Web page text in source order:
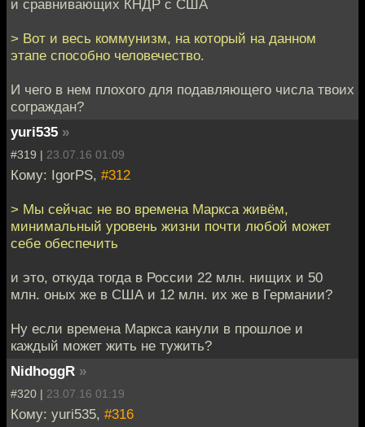
и сравнивающих КНДР c США
> Вот и весь коммунизм, на который на данном
этапе способно человечество.
И чего в нем плохого для подавляющего числа твоих
сограждан?
yuri535 »
#319 | 23.07.16 01:09
Кому: IgorPS, #312
> Мы сейчас не во времена Маркса живём,
минимальный уровень жизни почти любой может
себе обеспечить
и это, откуда тогда в России 22 млн. нищих и 50
млн. оных же в США и 12 млн. их же в Германии?
Ну если времена Маркса канули в прошлое и
каждый может жить не тужить?
NidhoggR »
#320 | 23.07.16 01:19
Кому: yuri535, #316